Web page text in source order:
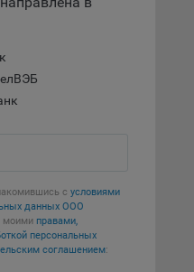
с условиями
данных ООО
моими правами,
персональных
соглашением: